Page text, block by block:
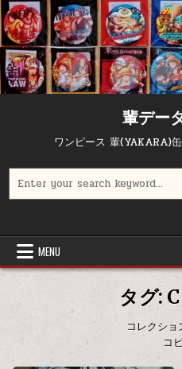
Skip to content
輩デー
ワンピース 輩(YAKARA)
MENU
タグ:
コレクシ
コ